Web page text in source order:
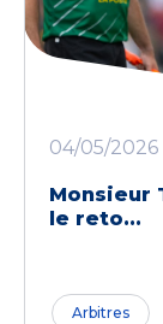
04/05/2026
Monsieur
le reto...
Arbitres